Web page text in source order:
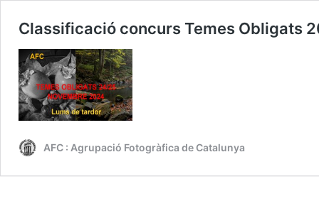
Classificació concurs Temes Obligats
AFC : Agrupació Fotogràfica de Catalunya